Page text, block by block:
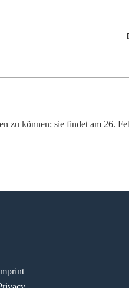
zu können: sie findet am 26.